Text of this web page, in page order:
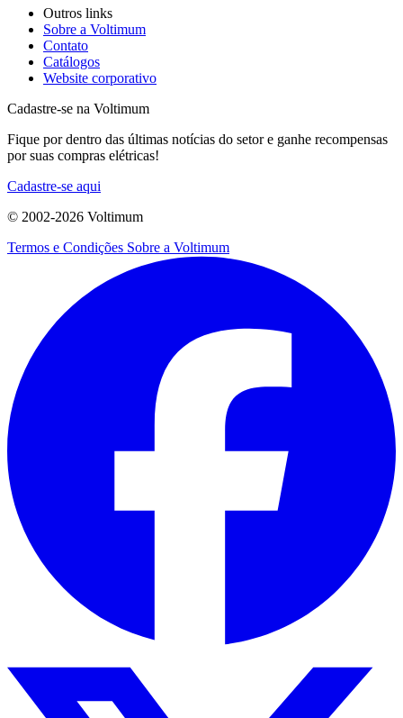
Outros links
Sobre a Voltimum
Contato
Catálogos
Website corporativo
Cadastre-se na Voltimum
Fique por dentro das últimas notícias do setor e ganhe recompensas
por suas compras elétricas!
Cadastre-se aqui
© 2002-2026 Voltimum
Termos e Condições Sobre a Voltimum